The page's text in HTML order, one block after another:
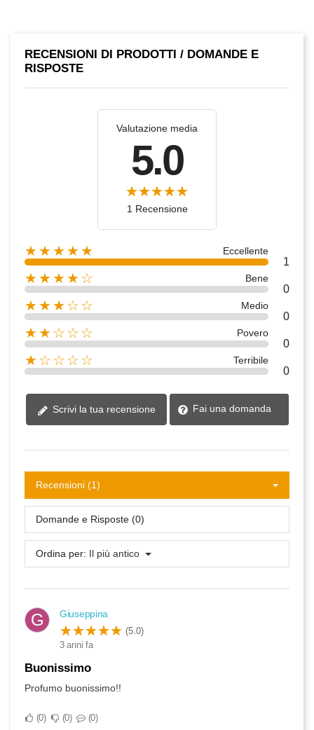
RECENSIONI DI PRODOTTI / DOMANDE E
RISPOSTE
Valutazione media
5.0
1 Recensione
★★★★★ Eccellente
1
★★★★☆ Bene
0
★★★☆☆ Medio
0
★★☆☆☆ Povero
0
★☆☆☆☆ Terribile
0
Scrivi la tua recensione Fai una domanda
Recensioni (1)
Domande e Risposte (0)
Ordina per: Il più antico
G Giuseppina
(5.0)
3 anni fa
Buonissimo
Profumo buonissimo!!
0 0 0